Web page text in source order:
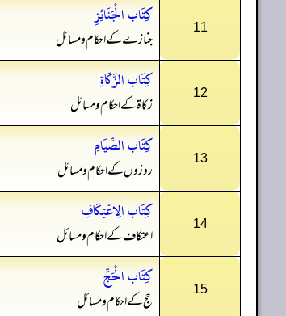
11 كِتَاب الْجَنَائِزِ
جنازے کے احکام و مسائل
12 كِتَاب الزَّكَاةِ
زکاۃ کے احکام و مسائل
13 كِتَاب الصِّيَامِ
روزوں کے احکام و مسائل
14 كِتَاب الِاعْتِكَافِ
اعتکاف کے احکام و مسائل
15 كِتَاب الْحَجِّ
حج کے احکام و مسائل